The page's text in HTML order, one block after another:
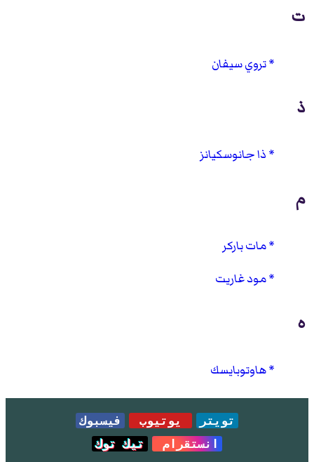
ت
تروي سيفان
ذ
ذا جانوسكيانز
م
مات باركر
مود غاريت
ه
هاوتوبايسك
تويتر يوتيوب
فيسبوك
انستقرام
تيك توك